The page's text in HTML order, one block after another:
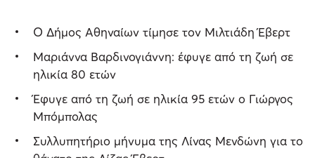
Ο Δήμος Αθηναίων τίμησε τον Μιλτιάδη Έβερτ
Μαριάννα Βαρδινογιάννη: έφυγε από τη ζωή σε
ηλικία 80 ετών
Έφυγε από τη ζωή σε ηλικία 95 ετών ο Γιώργος
Μπόμπολας
Συλλυπητήριο μήνυμα της Λίνας Μενδώνη για το